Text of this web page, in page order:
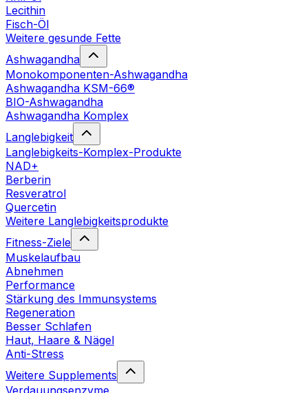
Lecithin
Fisch-Öl
Weitere gesunde Fette
Ashwagandha
Monokomponenten-Ashwagandha
Ashwagandha KSM-66®
BIO-Ashwagandha
Ashwagandha Komplex
Langlebigkeit
Langlebigkeits-Komplex-Produkte
NAD+
Berberin
Resveratrol
Quercetin
Weitere Langlebigkeitsprodukte
Fitness-Ziele
Muskelaufbau
Abnehmen
Performance
Stärkung des Immunsystems
Regeneration
Besser Schlafen
Haut, Haare & Nägel
Anti-Stress
Weitere Supplements